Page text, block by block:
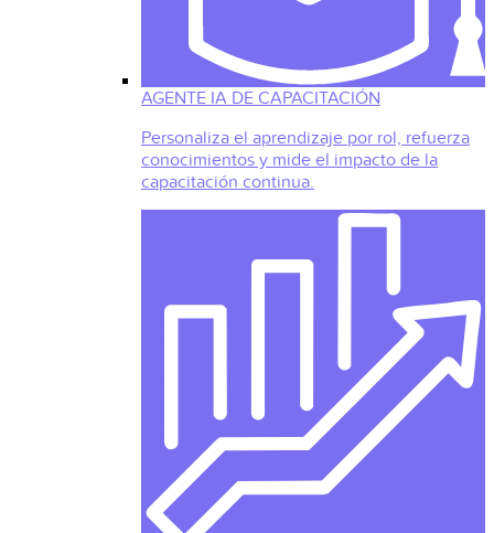
AGENTE IA DE CAPACITACIÓN
Personaliza el aprendizaje por rol, refuerza
conocimientos y mide el impacto de la
capacitación continua.